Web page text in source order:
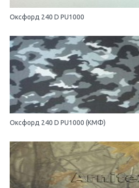
Оксфорд 240 D PU1000
Оксфорд 240 D PU1000 (КМФ)